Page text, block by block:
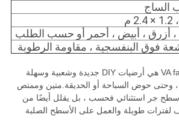
، أزرق ، أبيض ، أحمر أو حسب الطلب
فوق البنفسجية ، مقاومة الرطوبة
صفائح خشب الساج VA faux هي أرضيات DIY جديدة وشعبية وسهلة
وحتى حوض السباحة أو الحديقة.متين وممتص
سطح جر استثنائي فحسب ، بل يقلل أيضًا من
لفترات طويلة والعمل على الأسطح الصلبة